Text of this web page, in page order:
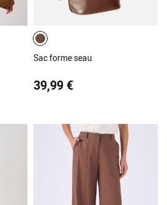
Sac forme seau
39,99 €